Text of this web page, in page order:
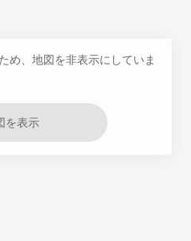
め、地図を非表示にしていま
を表示